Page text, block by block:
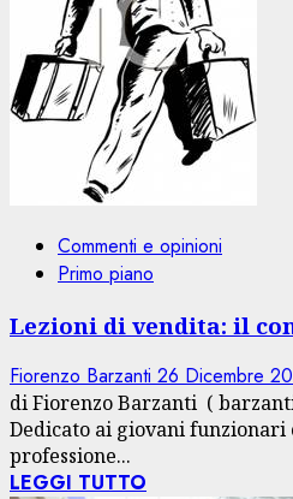
Commenti e opinioni
Primo piano
Lezioni di vendita: il
Fiorenzo Barzanti 26 Dicembre
di Fiorenzo Barzanti (
Dedicato ai giovani funzionari
professione...
LEGGI TUTTO